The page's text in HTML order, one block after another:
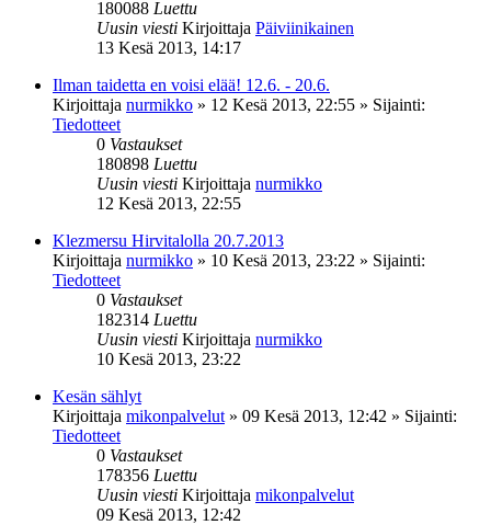
180088 Luettu
Uusin viesti Kirjoittaja Päiviinikainen
13 Kesä 2013, 14:17
Ilman taidetta en voisi elää! 12.6. - 20.6.
Kirjoittaja nurmikko » 12 Kesä 2013, 22:55 » Sijainti:
Tiedotteet
0 Vastaukset
180898 Luettu
Uusin viesti Kirjoittaja nurmikko
12 Kesä 2013, 22:55
Klezmersu Hirvitalolla 20.7.2013
Kirjoittaja nurmikko » 10 Kesä 2013, 23:22 » Sijainti:
Tiedotteet
0 Vastaukset
182314 Luettu
Uusin viesti Kirjoittaja nurmikko
10 Kesä 2013, 23:22
Kesän sählyt
Kirjoittaja mikonpalvelut » 09 Kesä 2013, 12:42 » Sijainti:
Tiedotteet
0 Vastaukset
178356 Luettu
Uusin viesti Kirjoittaja mikonpalvelut
09 Kesä 2013, 12:42